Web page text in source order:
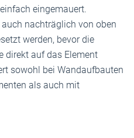
eingemauert.
nachträglich von oben
werden, bevor die
direkt auf das Element
sowohl bei Wandaufbauten
als auch mit